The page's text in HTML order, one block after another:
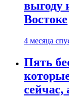
выгоду
Востоке
4 месяца
Пять
сейчас,